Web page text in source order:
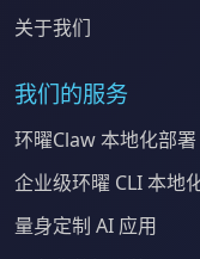
关于我们
我们的服务
环曜Claw 本地化部署
企业级环曜 CLI 本地
量身定制 AI 应用